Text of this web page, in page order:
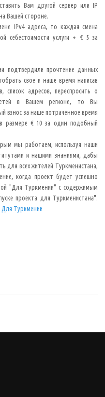
Вам другой сервер или IP
Вашей стороне.
IPv4 адреса, то каждая смена
себестоимости услуги + € 5 за
подтвердили прочтение данных
свое и наше время написав
список адресов, переспросить о
в Вашем регионе, то Вы
взнос за наше потраченное время
размере € 10 за один подобный
мы работаем, используя наши
и нашими знаниями, дабы
для всех жителей Туркменистана,
когда проект будет успешно
"Для Туркмении" с содержимым
проекта для Туркменистана".
Для Туркмении